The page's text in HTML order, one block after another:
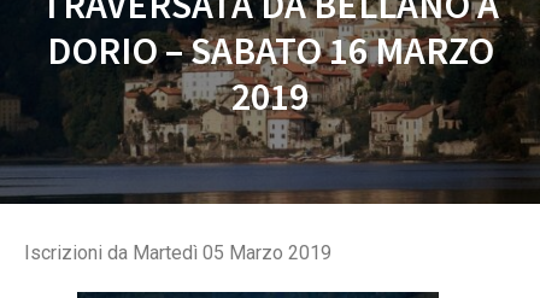
DORIO – SABATO 16 MARZO
2019
Iscrizioni da Martedì 05 Marzo 2019